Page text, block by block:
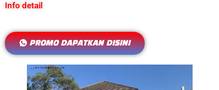
Info detail
PROMO DAPATKAN DISINI